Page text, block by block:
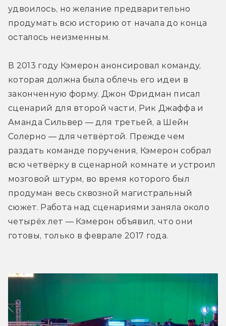
удвоилось, но желание предварительно
продумать всю историю от начала до конца
осталось неизменным.
В 2013 году Кэмерон анонсировал команду,
которая должна была облечь его идеи в
законченную форму. Джон Фридман писал
сценарий для второй части, Рик Джаффа и
Аманда Сильвер — для третьей, а Шейн
Солерно — для четвёртой. Прежде чем
раздать команде поручения, Кэмерон собрал
всю четвёрку в сценарной комнате и устроил
мозговой штурм, во время которого был
продуман весь сквозной магистральный
сюжет. Работа над сценариями заняла около
четырёх лет — Кэмерон объявил, что они
готовы, только в феврале 2017 года.